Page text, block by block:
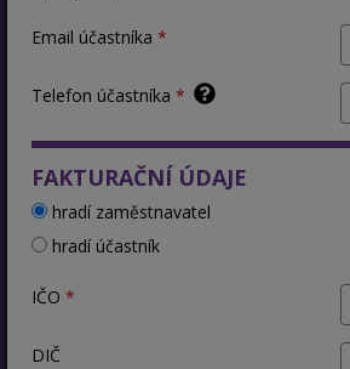
Email účastníka
Telefon účastníka
FAKTURAČNÍ ÚDAJE
hradí zaměstnavatel
hradí účastník
IČO
DIČ